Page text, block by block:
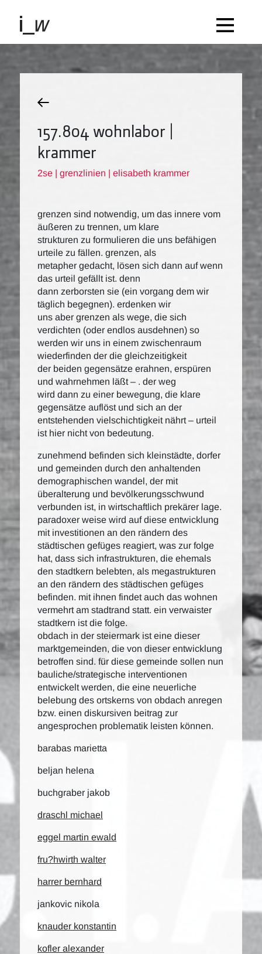
157.804 wohnlabor |
krammer
2se | grenzlinien | elisabeth krammer
grenzen sind notwendig, um das innere vom
äußeren zu trennen, um klare
strukturen zu formulieren die uns befähigen
urteile zu fällen. grenzen, als
metapher gedacht, lösen sich dann auf wenn
das urteil gefällt ist. denn
dann zerborsten sie (ein vorgang dem wir
täglich begegnen). erdenken wir
uns aber grenzen als wege, die sich
verdichten (oder endlos ausdehnen) so
werden wir uns in einem zwischenraum
wiederfinden der die gleichzeitigkeit
der beiden gegensätze erahnen, erspüren
und wahrnehmen läßt – . der weg
wird dann zu einer bewegung, die klare
gegensätze auflöst und sich an der
entstehenden vielschichtigkeit nährt – urteil
ist hier nicht von bedeutung.
zunehmend befinden sich kleinstädte, dorfer
und gemeinden durch den anhaltenden
demographischen wandel, der mit
überalterung und bevölkerungsschwund
verbunden ist, in wirtschaftlich prekärer lage.
paradoxer weise wird auf diese entwicklung
mit investitionen an den rändern des
städtischen gefüges reagiert, was zur folge
hat, dass sich infrastrukturen, die ehemals
den stadtkern belebten, als megastrukturen
an den rändern des städtischen gefüges
befinden. mit ihnen findet auch das wohnen
vermehrt am stadtrand statt. ein verwaister
stadtkern ist die folge.
obdach in der steiermark ist eine dieser
marktgemeinden, die von dieser entwicklung
betroffen sind. für diese gemeinde sollen nun
bauliche/strategische interventionen
entwickelt werden, die eine neuerliche
belebung des ortskerns von obdach anregen
bzw. einen diskursiven beitrag zur
angesprochen problematik leisten können.
barabas marietta
beljan helena
buchgraber jakob
draschl michael
eggel martin ewald
fru?hwirth walter
harrer bernhard
jankovic nikola
knauder konstantin
kofler alexander